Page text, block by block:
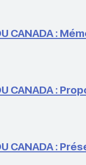
CANADA :
CANADA :
DU CANADA :